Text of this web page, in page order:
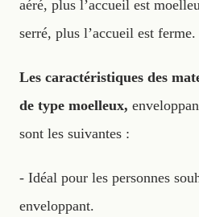
aéré, plus l’accueil est
serré, plus l’accueil est ferme.
Les caractéristiques des
de type moelleux,
sont les suivantes :
- Idéal pour les personnes
enveloppant.